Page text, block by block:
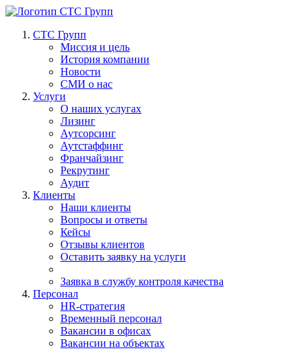
СТС Групп
Миссия и цель
История компании
Новости
СМИ о нас
Услуги
О наших услугах
Лизинг
Аутсорсинг
Аутстаффинг
Франчайзинг
Рекрутинг
Аудит
Клиенты
Наши клиенты
Вопросы и ответы
Кейсы
Отзывы клиентов
Оставить заявку на услуги
Заявка в службу контроля качества
Персонал
HR-стратегия
Временный персонал
Вакансии в офисах
Вакансии на объектах